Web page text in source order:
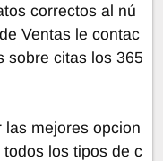
correctos al nú
Ventas le contac
sobre citas los 365
las mejores opcion
los tipos de c